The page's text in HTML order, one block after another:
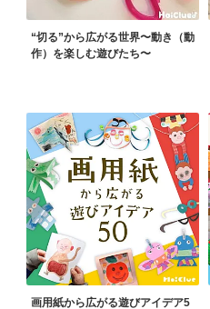
“切る”から広がる世界〜動き（動
作）を楽しむ遊びたち〜
画用紙から広がる遊びアイデア5